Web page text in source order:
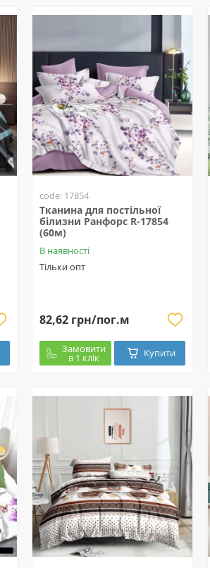
code: 17854
Тканина для постільної
білизни Ранфорс R-17854
(60м)
В наявності
Тільки опт
82,62 грн/пог.м
Замовити
в 1 клік Купити